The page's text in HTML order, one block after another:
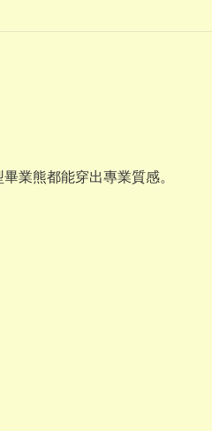
業熊都能穿出專業質感。